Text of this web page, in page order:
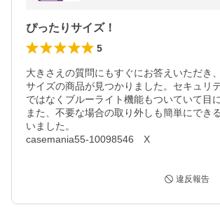
ぴったりサイズ！
5
大きさえの質問にもすぐにお答えいただき
サイズの商品が見つかりました。セキュリ
ではなくブルーライト機能もついていて目
また、不要な場合の取り外しも簡単にでき
いました。
違反報告